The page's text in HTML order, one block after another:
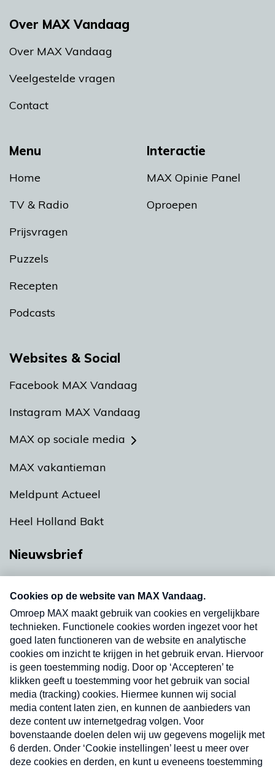
Menu
Home
TV & Radio
Prijsvragen
Puzzels
Recepten
Podcasts
Interactie
MAX Opinie Panel
Oproepen
Over MAX Vandaag
Over MAX Vandaag
Veelgestelde vragen
Contact
Websites & Social
Facebook MAX Vandaag
Instagram MAX Vandaag
MAX op sociale media
MAX vakantieman
Meldpunt Actueel
Heel Holland Bakt
Nieuwsbrief
nieuwsbrief. Elke vrijdag- en dinsdagochtend in
uw mailbox.
Verzend
Nieuwsbrief